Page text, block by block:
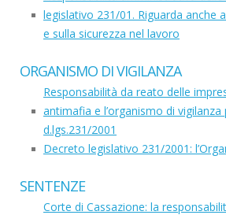
legislativo 231/01. Riguarda anche
e sulla sicurezza nel lavoro
ORGANISMO DI VIGILANZA
Responsabilità da reato delle
antimafia e l’organismo di vigilanza
d.lgs.231/2001
Decreto legislativo 231/2001:
SENTENZE
Corte di Cassazione: la